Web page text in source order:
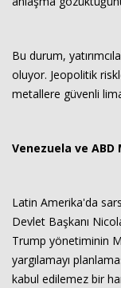
Bu durum,
oluyor. Jeopolitik
metallere güvenli
Venezuela ve
Latin Amerika'da
Devlet Başkanı
Trump yönetiminin
yargılamayı
kabul edilemez bir